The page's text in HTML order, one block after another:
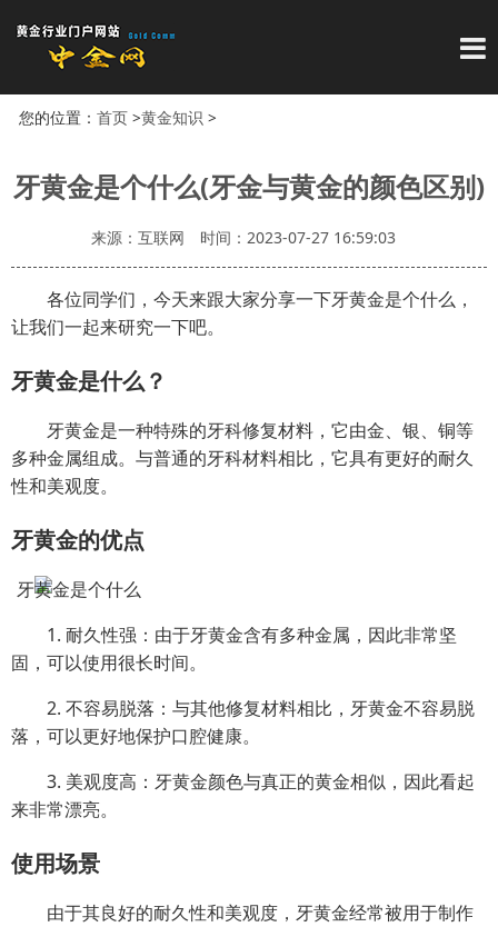
导
您的位置： 首页>黄金知识 >
牙黄金是个什么(牙金与黄金的颜色区别)
来源：互联网 时间：2023-07-27 16:59:03
各位同学们，今天来跟大家分享一下牙黄金是个什么，
让我们一起来研究一下吧。
牙黄金是什么？
牙黄金是一种特殊的牙科修复材料，它由金、银、铜等
多种金属组成。与普通的牙科材料相比，它具有更好的耐久
性和美观度。
牙黄金的优点
1. 耐久性强：由于牙黄金含有多种金属，因此非常坚
固，可以使用很长时间。
2. 不容易脱落：与其他修复材料相比，牙黄金不容易脱
落，可以更好地保护口腔健康。
3. 美观度高：牙黄金颜色与真正的黄金相似，因此看起
来非常漂亮。
使用场景
由于其良好的耐久性和美观度，牙黄金经常被用于制作